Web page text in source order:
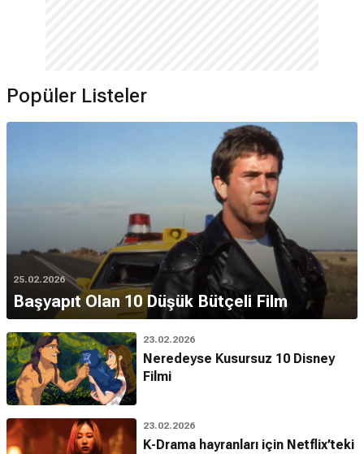
Popüler Listeler
25.02.2026
Başyapıt Olan 10 Düşük Bütçeli Film
23.02.2026
Neredeyse Kusursuz 10 Disney
Filmi
23.02.2026
K-Drama hayranları için Netflix’teki